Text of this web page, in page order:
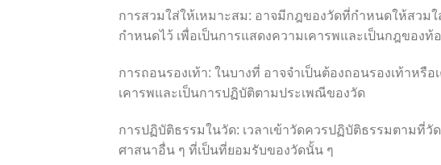
การสวมใส่ให้เหมาะสม: อาจมีกฎของวัดที่กำหนดให้สวมใ
กำหนดไว้ เพื่อเป็นการแสดงความเคารพและเป็นกฎของท้
การถอนรองเท้า: ในบางที่ อาจจำเป็นต้องถอนรองเท้าหรื
เคารพและเป็นการปฏิบัติตามประเพณีของวัด
การปฏิบัติธรรมในวัด: เวลาเข้าวัดควรปฏิบัติธรรมตามที่วั
ศาสนาอื่น ๆ ที่เป็นที่ยอมรับของวัดนั้น ๆ